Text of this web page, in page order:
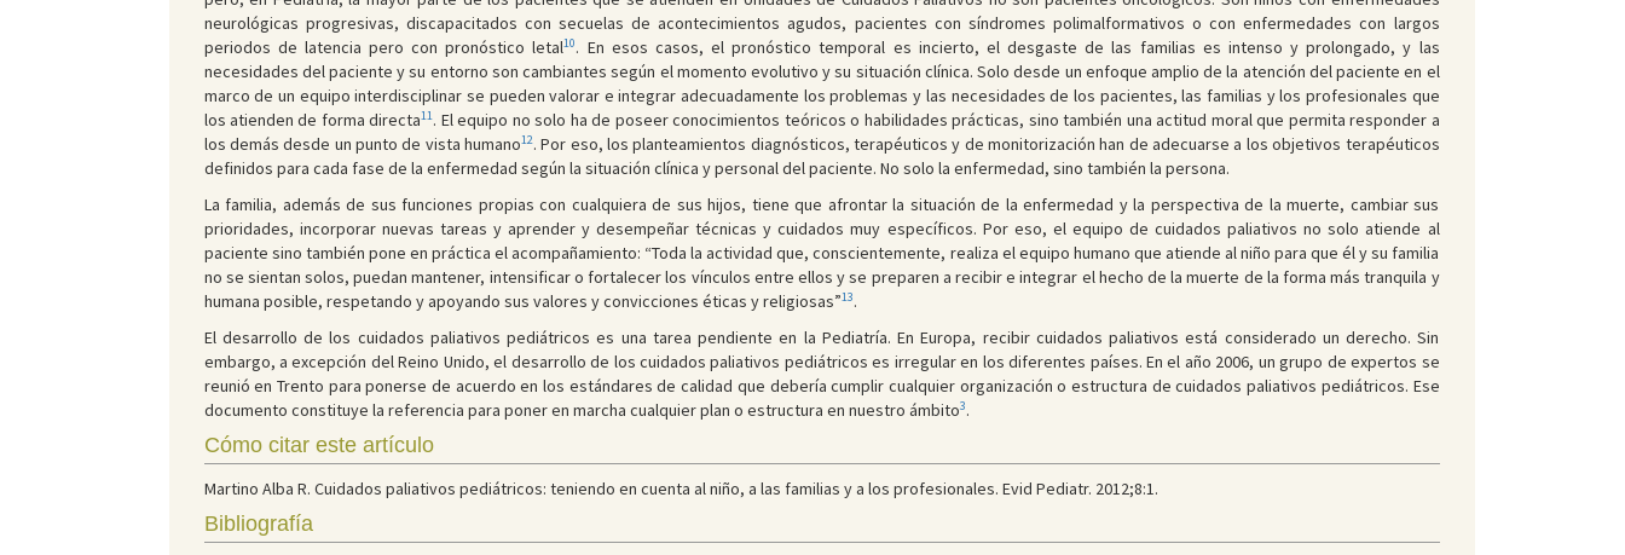
neurológicas progresivas, discapacitados con secuelas de acontecimientos agudos, pacientes con síndromes polimalformativos o con enfermedades con largos
periodos de latencia pero con pronóstico letal10. En esos casos, el pronóstico temporal es incierto, el desgaste de las familias es intenso y prolongado, y las
necesidades del paciente y su entorno son cambiantes según el momento evolutivo y su situación clínica. Solo desde un enfoque amplio de la atención del paciente en el
marco de un equipo interdisciplinar se pueden valorar e integrar adecuadamente los problemas y las necesidades de los pacientes, las familias y los profesionales que
los atienden de forma directa11. El equipo no solo ha de poseer conocimientos teóricos o habilidades prácticas, sino también una actitud moral que permita responder a
los demás desde un punto de vista humano12. Por eso, los planteamientos diagnósticos, terapéuticos y de monitorización han de adecuarse a los objetivos terapéuticos
definidos para cada fase de la enfermedad según la situación clínica y personal del paciente. No solo la enfermedad, sino también la persona.
La familia, además de sus funciones propias con cualquiera de sus hijos, tiene que afrontar la situación de la enfermedad y la perspectiva de la muerte, cambiar sus
prioridades, incorporar nuevas tareas y aprender y desempeñar técnicas y cuidados muy específicos. Por eso, el equipo de cuidados paliativos no solo atiende al
paciente sino también pone en práctica el acompañamiento: “Toda la actividad que, conscientemente, realiza el equipo humano que atiende al niño para que él y su familia
no se sientan solos, puedan mantener, intensificar o fortalecer los vínculos entre ellos y se preparen a recibir e integrar el hecho de la muerte de la forma más tranquila y
humana posible, respetando y apoyando sus valores y convicciones éticas y religiosas”13.
El desarrollo de los cuidados paliativos pediátricos es una tarea pendiente en la Pediatría. En Europa, recibir cuidados paliativos está considerado un derecho. Sin
embargo, a excepción del Reino Unido, el desarrollo de los cuidados paliativos pediátricos es irregular en los diferentes países. En el año 2006, un grupo de expertos se
reunió en Trento para ponerse de acuerdo en los estándares de calidad que debería cumplir cualquier organización o estructura de cuidados paliativos pediátricos. Ese
documento constituye la referencia para poner en marcha cualquier plan o estructura en nuestro ámbito3.
Cómo citar este artículo
Martino Alba R. Cuidados paliativos pediátricos: teniendo en cuenta al niño, a las familias y a los profesionales. Evid Pediatr. 2012;8:1.
Bibliografía